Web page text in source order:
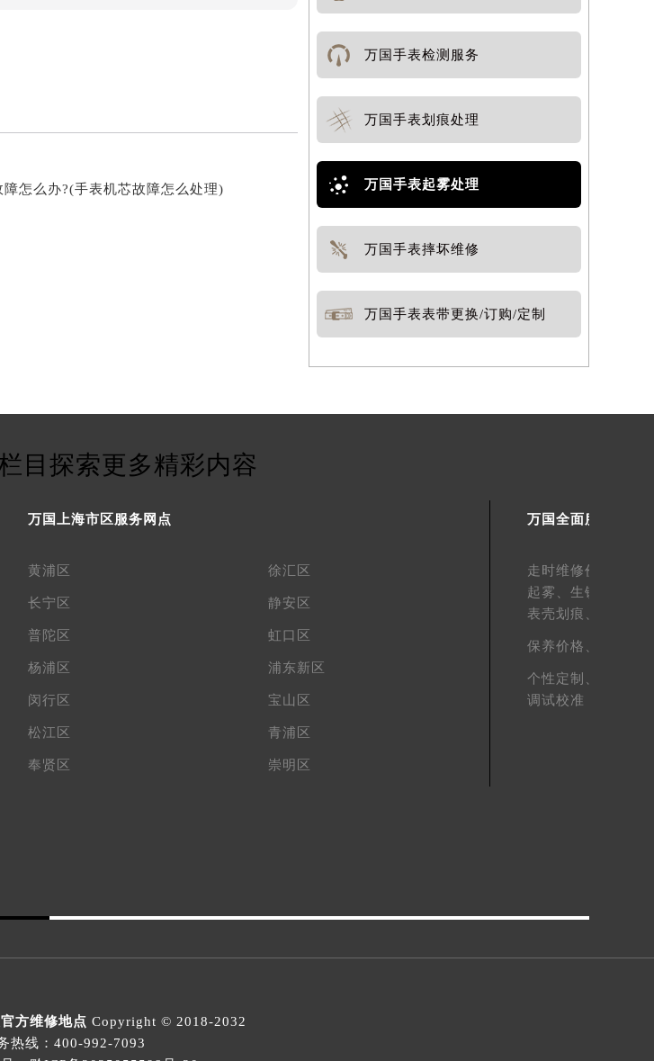
怎么办?(手表机芯故障怎么处理)
万国手表检测服务
万国手表划痕处理
万国手表起雾处理
万国手表摔坏维修
万国手表表带更换/订购/定制
目探索更多精彩内容
万国上海市区服务网点
黄浦区 徐汇区
长宁区 静安区
普陀区 虹口区
杨浦区 浦东新区
闵行区 宝山区
松江区 青浦区
奉贤区 崇明区
万国全面服务
走时维修价格、
起雾、生锈维修价
表壳划痕、
保养价格、
个性定制、
调试校准
方维修地点 Copyright © 2018-2032
热线： 400-992-7093